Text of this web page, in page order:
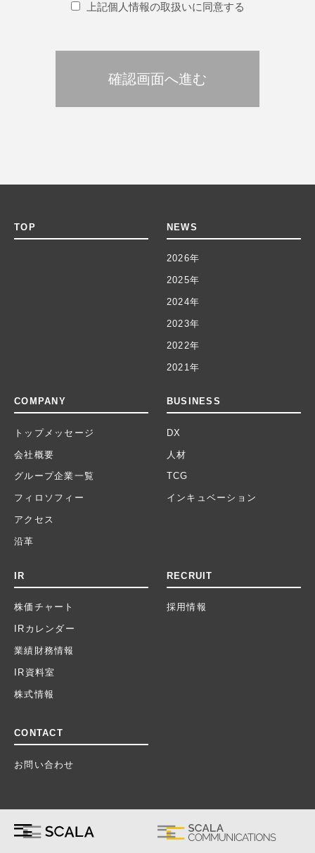
上記個人情報の取扱いに同意する
TOP NEWS
2026年
2025年
2024年
2023年
2022年
2021年
COMPANY
トップメッセージ
会社概要
グループ企業一覧
フィロソフィー
アクセス
沿革
BUSINESS
DX
人材
TCG
インキュベーション
IR
株価チャート
IRカレンダー
業績財務情報
IR資料室
株式情報
RECRUIT
採用情報
CONTACT
お問い合わせ